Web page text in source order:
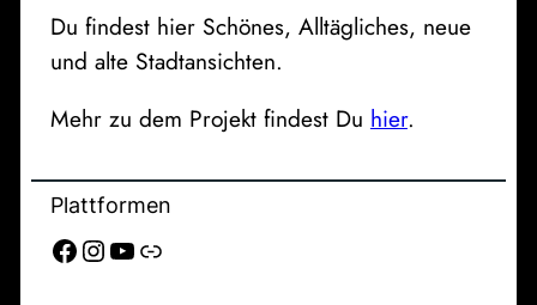
Du findest hier Schönes, Alltägliches, neue
und alte Stadtansichten.
Mehr zu dem Projekt findest Du hier.
Plattformen
Facebook Instagram YouTube Link